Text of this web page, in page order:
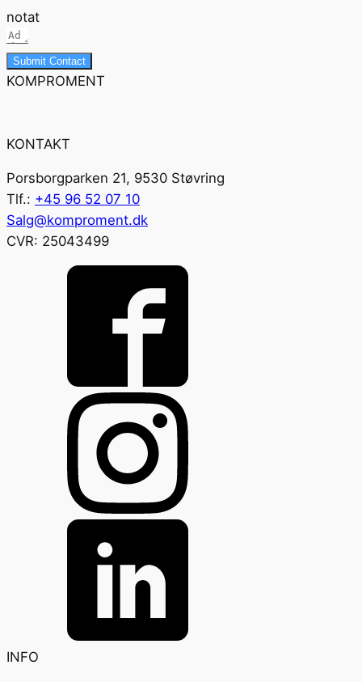
notat
Submit Contact
KOMPROMENT
KONTAKT
Porsborgparken 21, 9530 Støvring
Tlf.: +45 96 52 07 10
Salg@komproment.dk
CVR: 25043499
INFO